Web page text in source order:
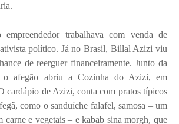
trabalhava com venda de
ativista político. Já no Brasil, Billal Azizi viu
de reerguer financeiramente. Junto da
o afegão abriu a Cozinha do Azizi, em
cardápio de Azizi, conta com pratos típicos
como o sanduíche falafel, samosa – um
carne e vegetais – e kabab sina morgh, que